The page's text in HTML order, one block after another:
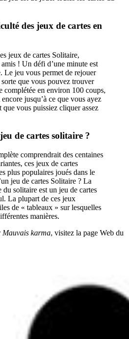
des jeux de cartes en
jeux de cartes Solitaire,
! Un défi d’une minute est
Le jeu vous permet de rejouer
que vous pouvez trouver
complétée en environ 100 coups,
jusqu’à ce que vous ayez
que vous puissiez cliquer assez
de cartes solitaire ?
comprendrait des centaines
ces jeux de cartes
plus populaires joués dans le
jeu de cartes Solitaire ? La
solitaire est un jeu de cartes
La plupart de ces jeux
de « tableaux » sur lesquelles
manières.
Mauvais karma, visitez la page Web du